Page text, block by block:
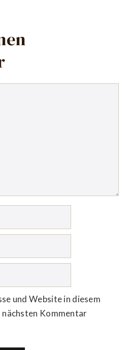
und Website in diesem
Kommentar